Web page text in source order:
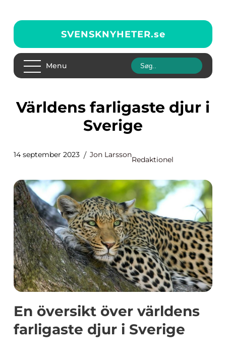
SVENSKNYHETER.se
Menu
Världens farligaste djur i
Sverige
14 september 2023 Jon Larsson
Redaktionel
En översikt över världens
farligaste djur i Sverige